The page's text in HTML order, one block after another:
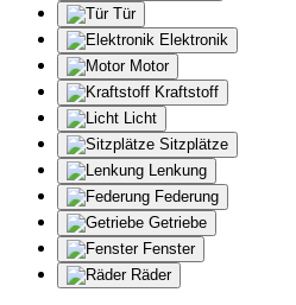
Tür
Elektronik
Motor
Kraftstoff
Licht
Sitzplätze
Lenkung
Federung
Getriebe
Fenster
Räder